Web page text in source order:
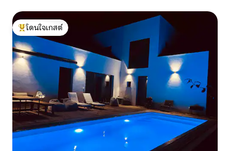
โดนใจเกสต์ที่สุด
โดนใจเกสต์